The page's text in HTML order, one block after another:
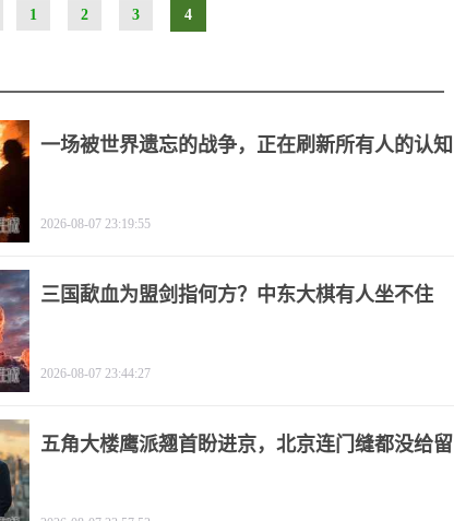
1 2 3 4
一场被世界遗忘的战争，正在刷新所有人的认知
2026-08-07 23:19:55
三国歃血为盟剑指何方？中东大棋有人坐不住
2026-08-07 23:44:27
五角大楼鹰派翘首盼进京，北京连门缝都没给留